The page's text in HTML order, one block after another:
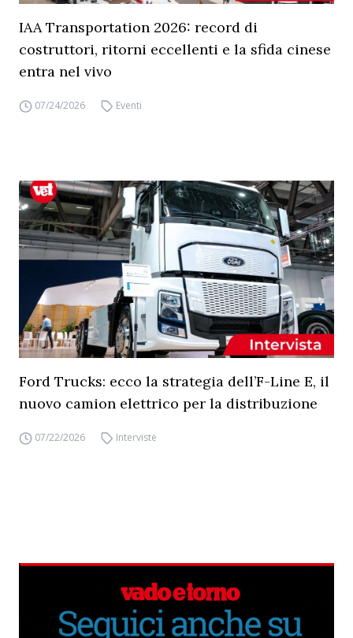
IAA Transportation 2026: record di
costruttori, ritorni eccellenti e la sfida cinese
entra nel vivo
07/24/2026 Eventi
Ford Trucks: ecco la strategia dell’F-Line E, il
nuovo camion elettrico per la distribuzione
07/22/2026 Interviste